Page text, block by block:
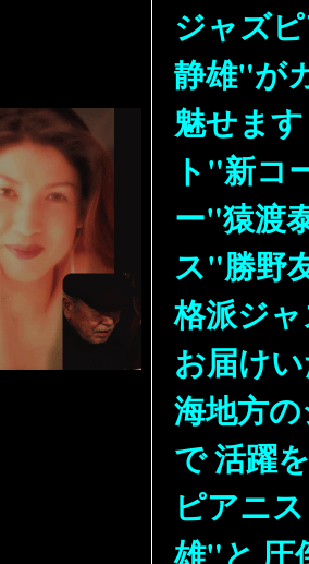
ジャズ
静雄"が
魅せま
ト"新コ
ー"猿渡
ス"勝野
格派ジ
お届け
海地方
で 活躍
ピアニ
雄"と 圧